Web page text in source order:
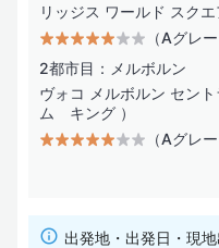
リッジス ワールド スクエ
（Aグレー
2都市目：メルボルン
ヴォコ メルボルン セン
ム キング ）
（Aグレー
出発地・出発日・現